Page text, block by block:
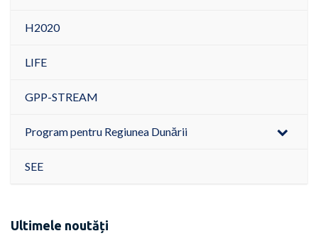
H2020
LIFE
GPP-STREAM
Program pentru Regiunea Dunării
SEE
Ultimele noutăți